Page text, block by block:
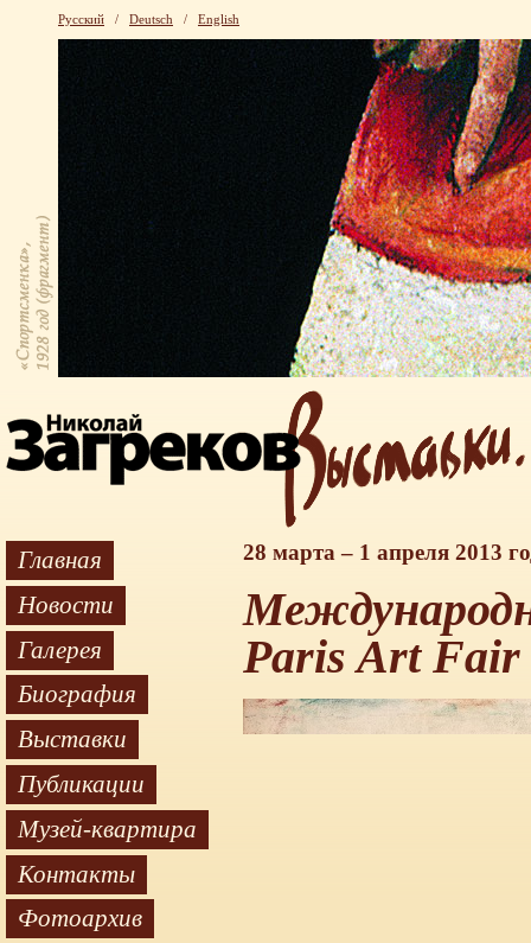
Русский / Deutsch / English
Главная
Новости
Галерея
Биография
Выставки
Публикации
Музей-квартира
Контакты
Фотоархив
28 марта – 1 апреля 2013
Paris Art Fair